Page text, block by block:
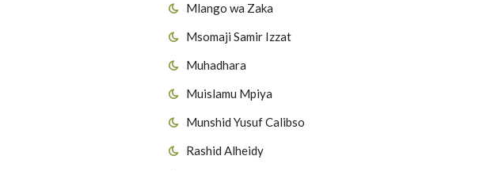
Mlango wa Zaka
Msomaji Samir Izzat
Muhadhara
Muislamu Mpiya
Munshid Yusuf Calibso
Rashid Alheidy